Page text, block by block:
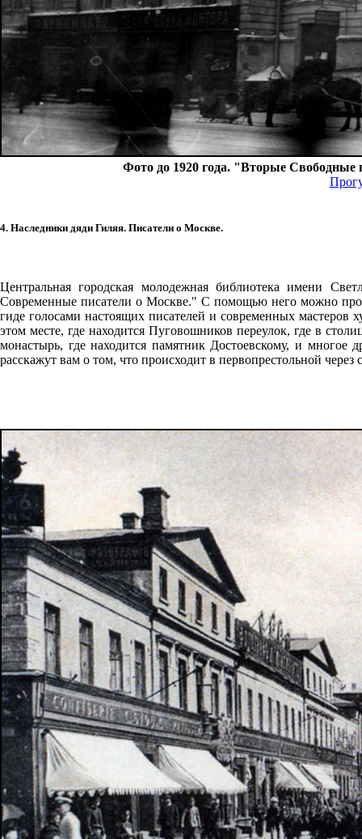
Фото до 1920 года. "Вторые Свободные
4. Наследники дяди Гиляя. Писатели о Москве.
Центральная городская молодежная библиотека имени
Современные писатели о Москве." С помощью него можно
гиде голосами настоящих писателей и современных мастеров
этом месте, где находится Пуговошников переулок, где в
монастырь, где находится памятник Достоевскому, и
расскажут вам о том, что происходит в первопрестольной